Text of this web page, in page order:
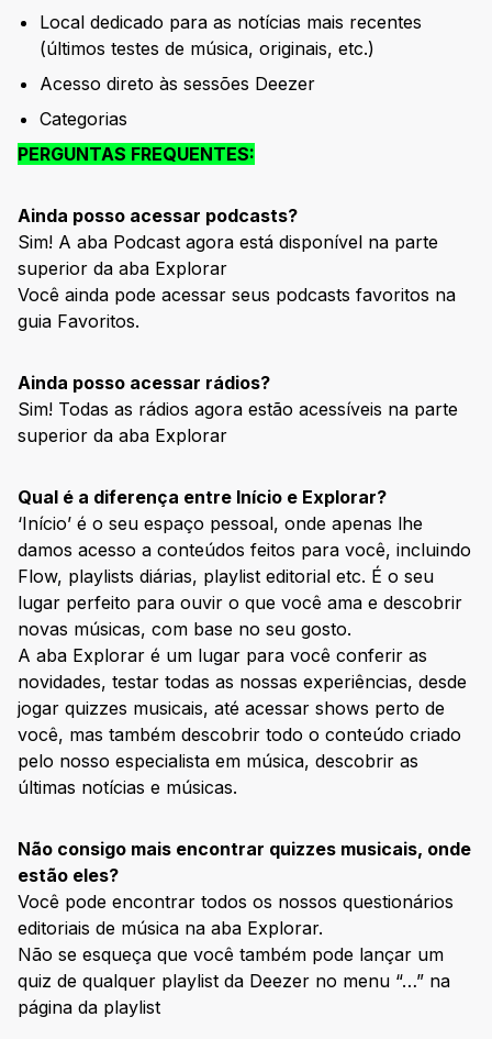
Local dedicado para as notícias mais recentes
(últimos testes de música, originais, etc.)
Acesso direto às sessões Deezer
Categorias
PERGUNTAS FREQUENTES:
Ainda posso acessar podcasts?
Sim! A aba Podcast agora está disponível na parte
superior da aba Explorar
Você ainda pode acessar seus podcasts favoritos na
guia Favoritos.
Ainda posso acessar rádios?
Sim! Todas as rádios agora estão acessíveis na parte
superior da aba Explorar
Qual é a diferença entre Início e Explorar?
‘Início’ é o seu espaço pessoal, onde apenas lhe
damos acesso a conteúdos feitos para você, incluindo
Flow, playlists diárias, playlist editorial etc. É o seu
lugar perfeito para ouvir o que você ama e descobrir
novas músicas, com base no seu gosto.
A aba Explorar é um lugar para você conferir as
novidades, testar todas as nossas experiências, desde
jogar quizzes musicais, até acessar shows perto de
você, mas também descobrir todo o conteúdo criado
pelo nosso especialista em música, descobrir as
últimas notícias e músicas.
Não consigo mais encontrar quizzes musicais, onde
estão eles?
Você pode encontrar todos os nossos questionários
editoriais de música na aba Explorar.
Não se esqueça que você também pode lançar um
quiz de qualquer playlist da Deezer no menu “…” na
página da playlist